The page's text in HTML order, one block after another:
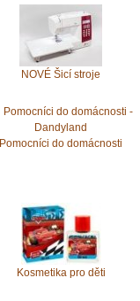
NOVÉ Šicí stroje
Pomocníci do domácnosti
Kosmetika pro děti